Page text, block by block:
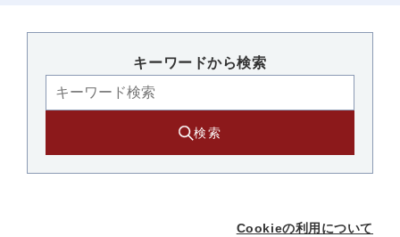
キーワードから検索​
検索
Cookieの利用について